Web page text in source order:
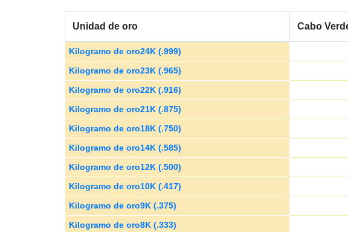
Unidad de oro Cabo
Kilogramo de oro24K (.999)
Kilogramo de oro23K (.965)
Kilogramo de oro22K (.916)
Kilogramo de oro21K (.875)
Kilogramo de oro18K (.750)
Kilogramo de oro14K (.585)
Kilogramo de oro12K (.500)
Kilogramo de oro10K (.417)
Kilogramo de oro9K (.375)
Kilogramo de oro8K (.333)